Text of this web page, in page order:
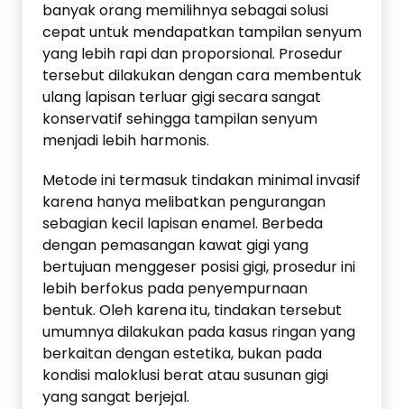
banyak orang memilihnya sebagai solusi
cepat untuk mendapatkan tampilan senyum
yang lebih rapi dan proporsional. Prosedur
tersebut dilakukan dengan cara membentuk
ulang lapisan terluar gigi secara sangat
konservatif sehingga tampilan senyum
menjadi lebih harmonis.
Metode ini termasuk tindakan minimal invasif
karena hanya melibatkan pengurangan
sebagian kecil lapisan enamel. Berbeda
dengan pemasangan kawat gigi yang
bertujuan menggeser posisi gigi, prosedur ini
lebih berfokus pada penyempurnaan
bentuk. Oleh karena itu, tindakan tersebut
umumnya dilakukan pada kasus ringan yang
berkaitan dengan estetika, bukan pada
kondisi maloklusi berat atau susunan gigi
yang sangat berjejal.